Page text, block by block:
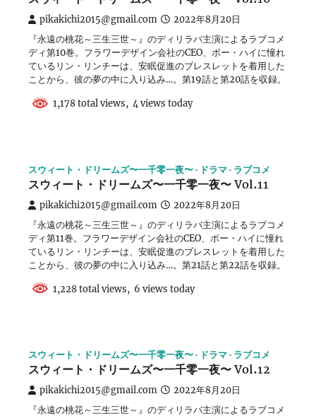
pikakichi2015@gmail.com 2022年8月20日
『永遠の桃花～三生三世～』のディリラバ主演によるラブコメ
ディ第10巻。フラワーデザイン会社のCEO、ボー・ハイに憧れ
ているリン・リンチーは、安眠促進のブレスレットを着用した
ことから、彼の夢の中に入り込み…。第19話と第20話を収録。
1,178 total views, 4 views today
スウィート・ドリームズ〜一千零一夜〜 ドラマ ラブコメ
スウィート・ドリームズ〜一千零一夜〜 Vol.11
pikakichi2015@gmail.com 2022年8月20日
『永遠の桃花～三生三世～』のディリラバ主演によるラブコメ
ディ第11巻。フラワーデザイン会社のCEO、ボー・ハイに憧れ
ているリン・リンチーは、安眠促進のブレスレットを着用した
ことから、彼の夢の中に入り込み…。第21話と第22話を収録。
1,228 total views, 6 views today
スウィート・ドリームズ〜一千零一夜〜 ドラマ ラブコメ
スウィート・ドリームズ〜一千零一夜〜 Vol.12
pikakichi2015@gmail.com 2022年8月20日
『永遠の桃花～三生三世～』のディリラバ主演によるラブコメ